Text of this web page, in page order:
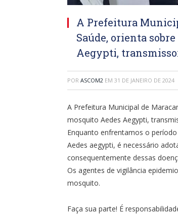
A Prefeitura
Saúde, orienta
Aegypti,
POR ASCOM2 EM 31 DE JANEIRO DE 2024
A Prefeitura Municipal de
mosquito Aedes Aegypti,
Enquanto enfrentamos o
Aedes aegypti, é necessário
consequentemente dessas
Os agentes de vigilância
mosquito.
Faça sua parte! É